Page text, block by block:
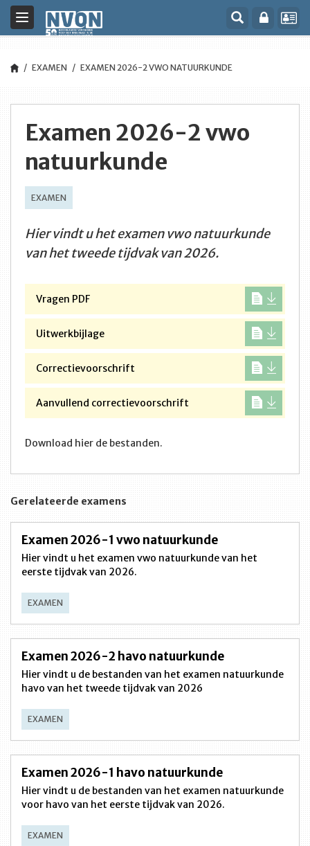
Toggle
navigation
EXAMEN EXAMEN 2026-2 VWO NATUURKUNDE
Examen 2026-2 vwo
natuurkunde
EXAMEN
Hier vindt u het examen vwo natuurkunde
van het tweede tijdvak van 2026.
Vragen PDF
Uitwerkbijlage
Correctievoorschrift
Aanvullend correctievoorschrift
Download hier de bestanden.
Gerelateerde examens
Examen 2026-1 vwo natuurkunde
Hier vindt u het examen vwo natuurkunde van het
eerste tijdvak van 2026.
EXAMEN
Examen 2026-2 havo natuurkunde
Hier vindt u de bestanden van het examen natuurkunde
havo van het tweede tijdvak van 2026
EXAMEN
Examen 2026-1 havo natuurkunde
Hier vindt u de bestanden van het examen natuurkunde
voor havo van het eerste tijdvak van 2026.
EXAMEN